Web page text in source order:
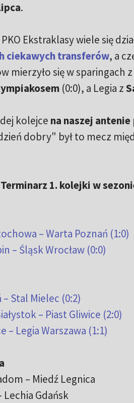
.
Ekstraklasy wiele się
ciekawych transferów, a
mierzyło się w
(0:0), a Legia z
kolejce na naszej antenie
dobry" był to mecz
1. kolejki w
– Warta Poznań (1:0)
– Śląsk Wrocław (0:0)
Stal Mielec (0:2)
– Piast Gliwice (2:0)
– Legia Warszawa (1:1)
– Miedź Legnica
Lechia Gdańsk